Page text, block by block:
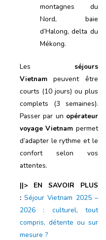
montagnes du
Nord, baie
d’Halong, delta du
Mékong.
Les séjours
Vietnam peuvent être
courts (10 jours) ou plus
complets (3 semaines).
Passer par un opérateur
voyage Vietnam permet
d’adapter le rythme et le
confort selon vos
attentes.
||> EN SAVOIR PLUS
:Séjour Vietnam 2025 –
2026 : culturel, tout
compris, détente ou sur
mesure ?